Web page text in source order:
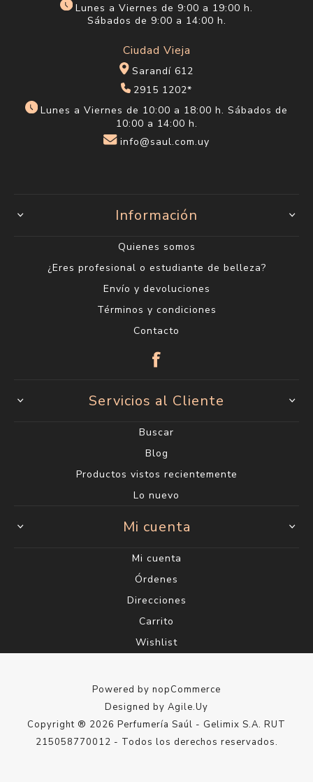
Lunes a Viernes de 9:00 a 19:00 h.
Sábados de 9:00 a 14:00 h.
Ciudad Vieja
Sarandí 612
2915 1202*
Lunes a Viernes de 10:00 a 18:00 h. Sábados de
10:00 a 14:00 h.
info@saul.com.uy
Información
Quienes somos
¿Eres profesional o estudiante de belleza?
Envío y devoluciones
Términos y condiciones
Contacto
Servicios al Cliente
Buscar
Blog
Productos vistos recientemente
Lo nuevo
Mi cuenta
Mi cuenta
Órdenes
Direcciones
Carrito
Wishlist
Powered by nopCommerce
Designed by Agile.Uy
Copyright ® 2026 Perfumería Saúl - Gelimix S.A. RUT
215058770012 - Todos los derechos reservados.